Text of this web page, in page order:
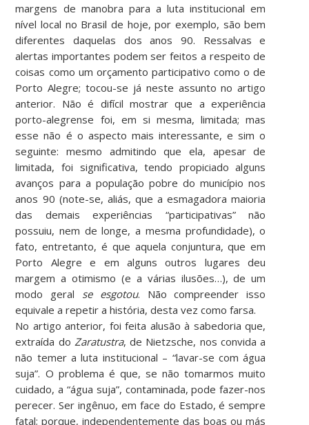
margens de manobra para a luta institucional em
nível local no Brasil de hoje, por exemplo, são bem
diferentes daquelas dos anos 90. Ressalvas e
alertas importantes podem ser feitos a respeito de
coisas como um orçamento participativo como o de
Porto Alegre; tocou-se já neste assunto no artigo
anterior. Não é difícil mostrar que a experiência
porto-alegrense foi, em si mesma, limitada; mas
esse não é o aspecto mais interessante, e sim o
seguinte: mesmo admitindo que ela, apesar de
limitada, foi significativa, tendo propiciado alguns
avanços para a população pobre do município nos
anos 90 (note-se, aliás, que a esmagadora maioria
das demais experiências “participativas” não
possuiu, nem de longe, a mesma profundidade), o
fato, entretanto, é que aquela conjuntura, que em
Porto Alegre e em alguns outros lugares deu
margem a otimismo (e a várias ilusões…), de um
modo geral se esgotou. Não compreender isso
equivale a repetir a história, desta vez como farsa.
No artigo anterior, foi feita alusão à sabedoria que,
extraída do Zaratustra, de Nietzsche, nos convida a
não temer a luta institucional – “lavar-se com água
suja”. O problema é que, se não tomarmos muito
cuidado, a “água suja”, contaminada, pode fazer-nos
perecer. Ser ingênuo, em face do Estado, é sempre
fatal; porque, independentemente das boas ou más